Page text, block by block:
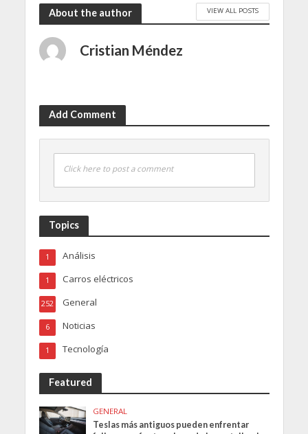
About the author VIEW ALL POSTS
Cristian Méndez
Add Comment
Click here to post a comment
Topics
Análisis
1
Carros eléctricos
1
General
252
Noticias
6
Tecnología
1
Featured
GENERAL
Teslas más antiguos pueden enfrentar